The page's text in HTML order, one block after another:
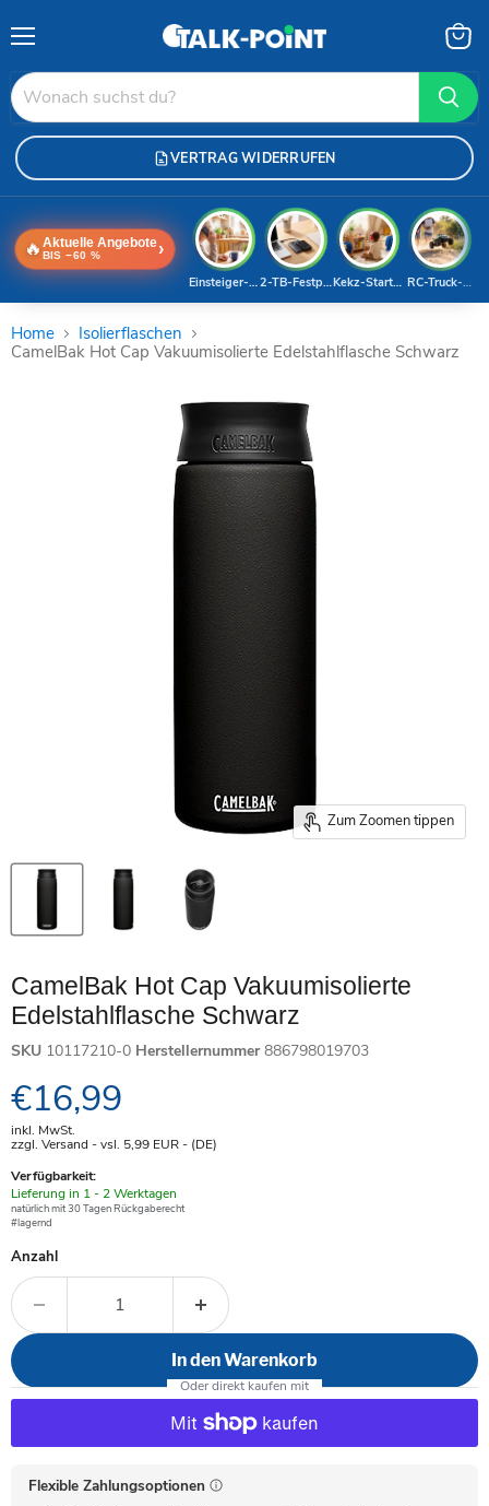
VERTRAG WIDERRUFEN
🔥 Aktuelle Angebote
BIS −60 % ›
RC-Truck-Deal
Kekz-Starterset
2-TB-Festplatte
Einsteiger-Handy
Home
Isolierflaschen
CamelBak Hot Cap Vakuumisolierte Edelstahlflasche Schwarz
Zum Zoomen tippen
CamelBak Hot Cap Vakuumisolierte
Edelstahlflasche Schwarz
SKU 10117210-0 Herstellernummer 886798019703
Aktueller Preis
€16,99
inkl. MwSt.
zzgl. Versand - vsl. 5,99 EUR- (DE)
Verfügbarkeit:
Verfügbar
-
Lieferung in 1 - 2 Werktagen
natürlich mit 30 Tagen Rückgaberecht
#lagernd
Anzahl
In den Warenkorb
Flexible Zahlungsoptionen